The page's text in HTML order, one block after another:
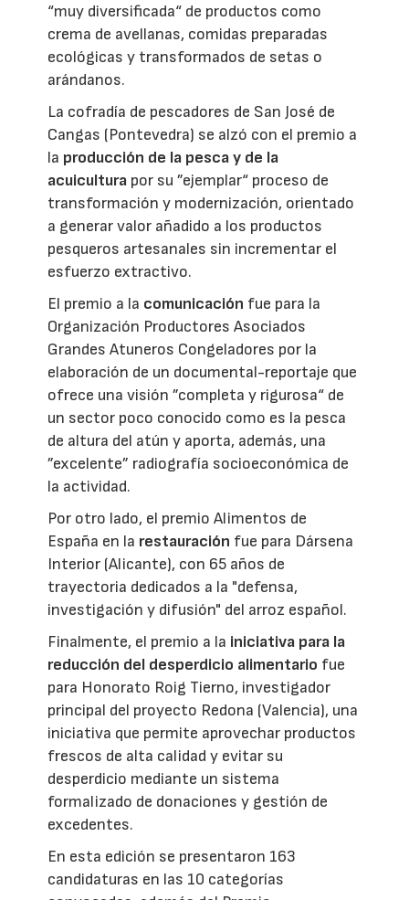
“muy diversificada“ de productos como
crema de avellanas, comidas preparadas
ecológicas y transformados de setas o
arándanos.
La cofradía de pescadores de San José de
Cangas (Pontevedra) se alzó con el premio a
la producción de la pesca y de la
acuicultura por su ”ejemplar“ proceso de
transformación y modernización, orientado
a generar valor añadido a los productos
pesqueros artesanales sin incrementar el
esfuerzo extractivo.
El premio a la comunicación fue para la
Organización Productores Asociados
Grandes Atuneros Congeladores por la
elaboración de un documental-reportaje que
ofrece una visión ”completa y rigurosa“ de
un sector poco conocido como es la pesca
de altura del atún y aporta, además, una
”excelente” radiografía socioeconómica de
la actividad.
Por otro lado, el premio Alimentos de
España en la restauración fue para Dársena
Interior (Alicante), con 65 años de
trayectoria dedicados a la "defensa,
investigación y difusión" del arroz español.
Finalmente, el premio a la iniciativa para la
reducción del desperdicio alimentario fue
para Honorato Roig Tierno, investigador
principal del proyecto Redona (Valencia), una
iniciativa que permite aprovechar productos
frescos de alta calidad y evitar su
desperdicio mediante un sistema
formalizado de donaciones y gestión de
excedentes.
En esta edición se presentaron 163
candidaturas en las 10 categorías